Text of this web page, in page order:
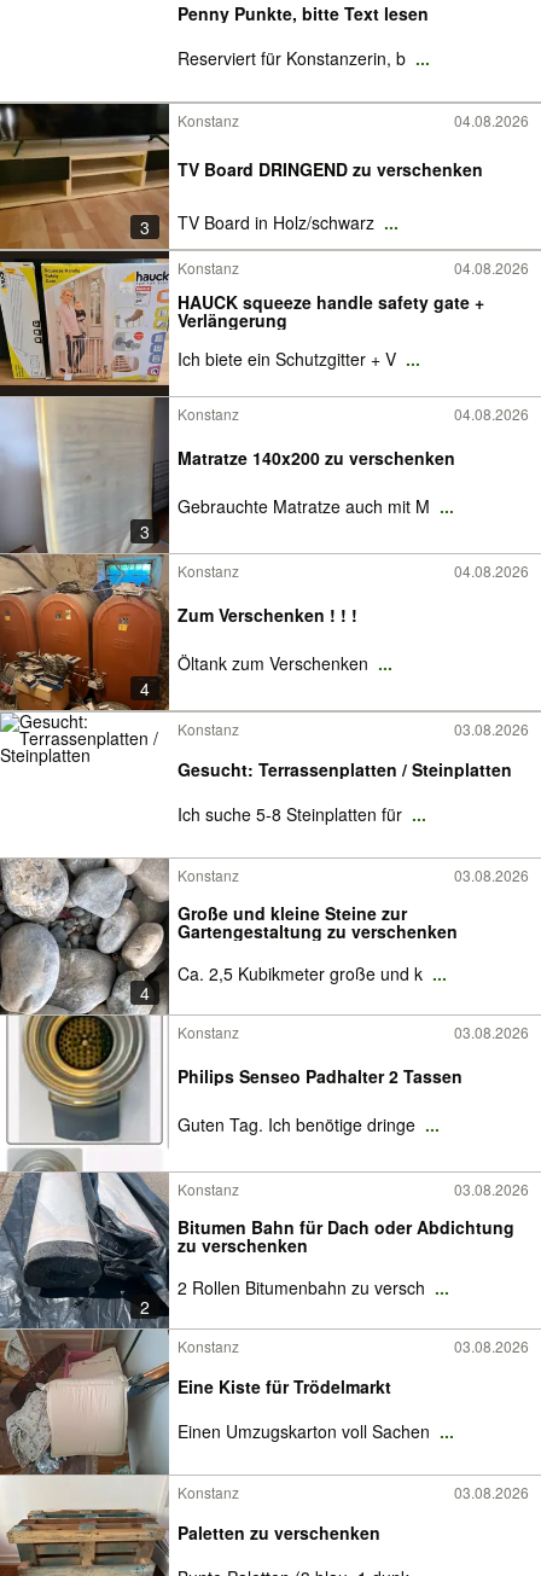
Penny Punkte, bitte Text lesen
Reserviert für Konstanzerin, b ...
3
Konstanz 04.08.2026
TV Board DRINGEND zu verschenken
TV Board in Holz/schwarz ...
Konstanz 04.08.2026
HAUCK squeeze handle safety gate +
Verlängerung
Ich biete ein Schutzgitter + V ...
3
Konstanz 04.08.2026
Matratze 140x200 zu verschenken
Gebrauchte Matratze auch mit M ...
4
Konstanz 04.08.2026
Zum Verschenken ! ! !
Öltank zum Verschenken ...
Konstanz 03.08.2026
Gesucht: Terrassenplatten / Steinplatten
Ich suche 5-8 Steinplatten für ...
4
Konstanz 03.08.2026
Große und kleine Steine zur
Gartengestaltung zu verschenken
Ca. 2,5 Kubikmeter große und k ...
Konstanz 03.08.2026
Philips Senseo Padhalter 2 Tassen
Guten Tag. Ich benötige dringe ...
2
Konstanz 03.08.2026
Bitumen Bahn für Dach oder Abdichtung
zu verschenken
2 Rollen Bitumenbahn zu versch ...
Konstanz 03.08.2026
Eine Kiste für Trödelmarkt
Einen Umzugskarton voll Sachen ...
Konstanz 03.08.2026
Paletten zu verschenken